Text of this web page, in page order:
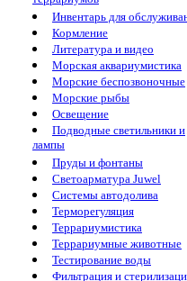
Инвентарь для
Кормление
Литература и видео
Морская аквариумистика
Морские беспозвоночные
Морские рыбы
Освещение
Подводные светильники и
лампы
Пруды и фонтаны
Светоарматура Juwel
Системы автодолива
Терморегуляция
Террариумистика
Террариумные животные
Тестирование воды
Фильтрация и